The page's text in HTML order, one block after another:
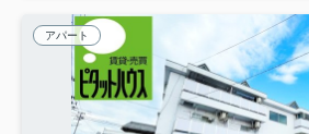
アパート